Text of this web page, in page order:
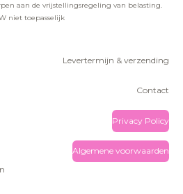
aan de vrijstellingsregeling van belasting.
niet toepasselijk
Levertermijn & verzending
Contact
Privacy Policy
Algemene voorwaarden